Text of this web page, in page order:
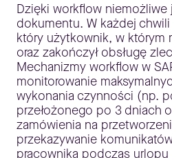
Dzięki workflow niemożliwe
dokumentu. W każdej
który użytkownik, w którym
oraz zakończył obsługę
Mechanizmy workflow w
monitorowanie
wykonania czynności (np.
przełożonego po 3 dniach
zamówienia na
przekazywanie
pracownika podczas